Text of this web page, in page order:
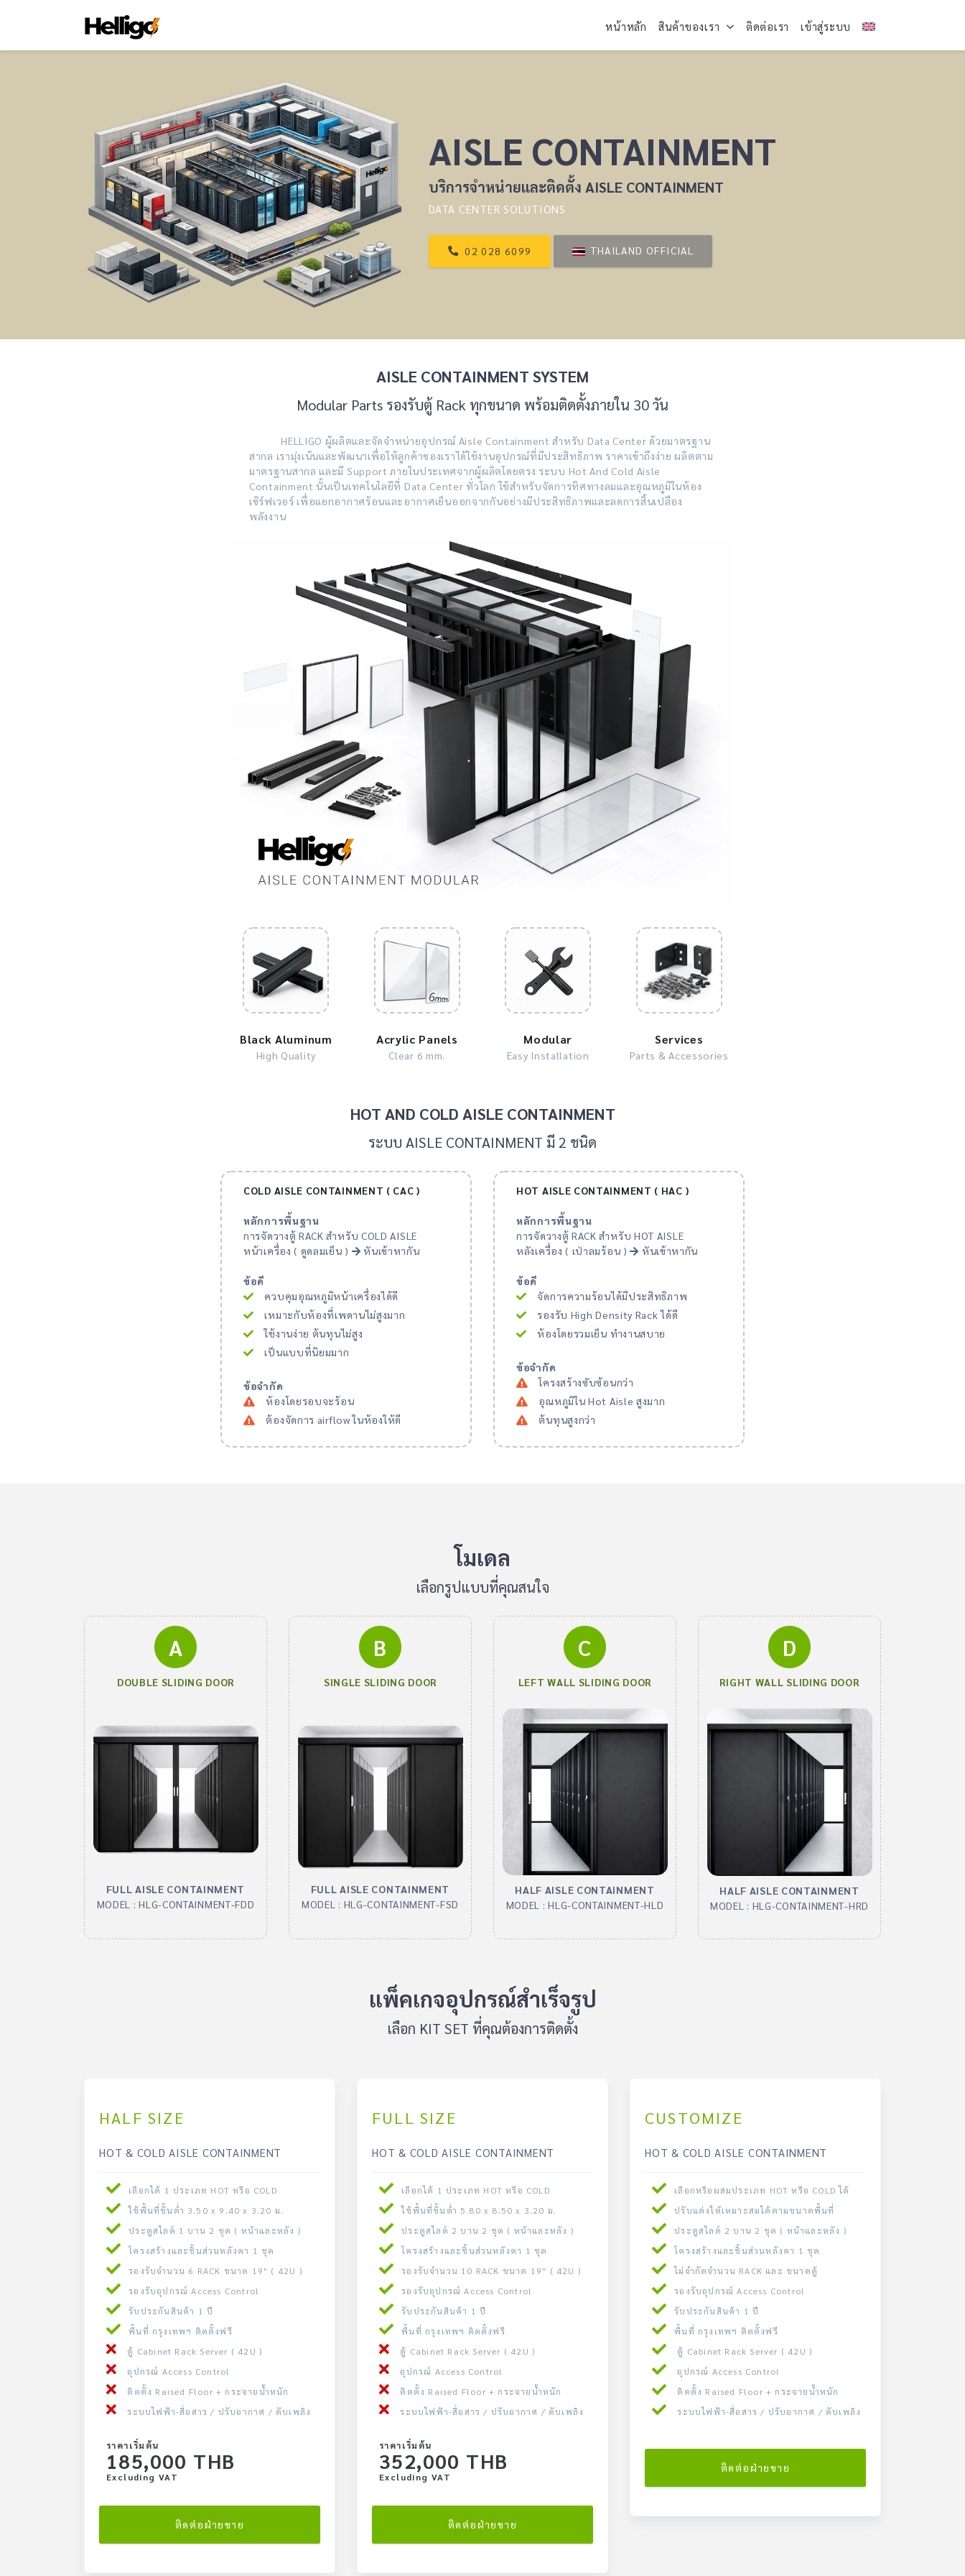
หน้าหลัก สินค้าของเรา ติดต่อเรา เข้าสู่ระบบ
AISLE CONTAINMENT
บริการจำหน่ายและติดตั้ง AISLE CONTAINMENT
DATA CENTER SOLUTIONS
02 028 6099 THAILAND OFFICIAL
AISLE CONTAINMENT SYSTEM
Modular Parts รองรับตู้ Rack ทุกขนาด พร้อมติดตั้งภายใน 30 วัน
HELLIGO ผู้ผลิตและจัดจำหน่ายอุปกรณ์ Aisle Containment สำหรับ Data Center ด้วยมาตรฐาน
สากล เรามุ่งเน้นและพัฒนาเพื่อให้ลูกค้าของเราได้ใช้งานอุปกรณ์ที่มีประสิทธิภาพ ราคาเข้าถึงง่าย ผลิตตาม
มาตรฐานสากล และมี Support ภายในประเทศจากผู้ผลิตโดยตรง ระบบ Hot And Cold Aisle
Containment นั้นเป็นเทคโนโลยีที่ Data Center ทั่วโลก ใช้สำหรับจัดการทิศทางลมและอุณหภูมิในห้อง
เซิร์ฟเวอร์ เพื่อแยกอากาศร้อนและอากาศเย็นออกจากกันอย่างมีประสิทธิภาพและลดการสิ้นเปลือง
พลังงาน
Black Aluminum
High Quality
Acrylic Panels
Clear 6 mm.
Modular
Easy Installation
Services
Parts & Accessories
HOT AND COLD AISLE CONTAINMENT
ระบบ AISLE CONTAINMENT มี 2 ชนิด
COLD AISLE CONTAINMENT ( CAC )
หลักการพื้นฐาน
การจัดวางตู้ RACK สำหรับ COLD AISLE
หน้าเครื่อง ( ดูดลมเย็น )
หันเข้าหากัน
ข้อดี
ควบคุมอุณหภูมิหน้าเครื่องได้ดี
เหมาะกับห้องที่เพดานไม่สูงมาก
ใช้งานง่าย ต้นทุนไม่สูง
เป็นแบบที่นิยมมาก
ข้อจำกัด
ห้องโดยรอบจะร้อน
ต้องจัดการ airflow ในห้องให้ดี
HOT AISLE CONTAINMENT ( HAC )
หลักการพื้นฐาน
การจัดวางตู้ RACK สำหรับ HOT AISLE
หลังเครื่อง ( เป่าลมร้อน )
หันเข้าหากัน
ข้อดี
จัดการความร้อนได้มีประสิทธิภาพ
รองรับ High Density Rack ได้ดี
ห้องโดยรวมเย็น ทำงานสบาย
ข้อจำกัด
โครงสร้างซับซ้อนกว่า
อุณหภูมิใน Hot Aisle สูงมาก
ต้นทุนสูงกว่า
โมเดล
เลือกรูปแบบที่คุณสนใจ
A
DOUBLE SLIDING DOOR
FULL AISLE CONTAINMENT
MODEL : HLG-CONTAINMENT-FDD
B
SINGLE SLIDING DOOR
FULL AISLE CONTAINMENT
MODEL : HLG-CONTAINMENT-FSD
C
LEFT WALL SLIDING DOOR
HALF AISLE CONTAINMENT
MODEL : HLG-CONTAINMENT-HLD
D
RIGHT WALL SLIDING DOOR
HALF AISLE CONTAINMENT
MODEL : HLG-CONTAINMENT-HRD
แพ็คเกจอุปกรณ์สำเร็จรูป
เลือก KIT SET ที่คุณต้องการติดตั้ง
HALF SIZE
HOT & COLD AISLE CONTAINMENT
เลือกได้ 1 ประเภท HOT หรือ COLD
ใช้พื้นที่ขั้นต่ำ 3.50 x 9.40 x 3.20 ม.
ประตูสไลด์ 1 บาน 2 ชุด ( หน้าและหลัง )
โครงสร้างและชิ้นส่วนหลังคา 1 ชุด
รองรับจำนวน 6 RACK ขนาด 19" ( 42U )
รองรับอุปกรณ์ Access Control
รับประกันสินค้า 1 ปี
พื้นที่ กรุงเทพฯ ติดตั้งฟรี
ตู้ Cabinet Rack Server ( 42U )
อุปกรณ์ Access Control
ติดตั้ง Raised Floor + กระจายน้ำหนัก
ระบบไฟฟ้า-สื่อสาร / ปรับอากาศ / ดับเพลิง
ราคาเริ่มต้น
185,000 THB
Excluding VAT
ติดต่อฝ่ายขาย
FULL SIZE
HOT & COLD AISLE CONTAINMENT
เลือกได้ 1 ประเภท HOT หรือ COLD
ใช้พื้นที่ขั้นต่ำ 5.80 x 8.50 x 3.20 ม.
ประตูสไลด์ 2 บาน 2 ชุด ( หน้าและหลัง )
โครงสร้างและชิ้นส่วนหลังคา 1 ชุด
รองรับจำนวน 10 RACK ขนาด 19" ( 42U )
รองรับอุปกรณ์ Access Control
รับประกันสินค้า 1 ปี
พื้นที่ กรุงเทพฯ ติดตั้งฟรี
ตู้ Cabinet Rack Server ( 42U )
อุปกรณ์ Access Control
ติดตั้ง Raised Floor + กระจายน้ำหนัก
ระบบไฟฟ้า-สื่อสาร / ปรับอากาศ / ดับเพลิง
ราคาเริ่มต้น
352,000 THB
Excluding VAT
ติดต่อฝ่ายขาย
CUSTOMIZE
HOT & COLD AISLE CONTAINMENT
เลือกหรือผสมประเภท HOT หรือ COLD ได้
ปรับแต่งให้เหมาะสมได้ตามขนาดพื้นที่
ประตูสไลด์ 2 บาน 2 ชุด ( หน้าและหลัง )
โครงสร้างและชิ้นส่วนหลังคา 1 ชุด
ไม่จำกัดจำนวน RACK และ ขนาดตู้
รองรับอุปกรณ์ Access Control
รับประกันสินค้า 1 ปี
พื้นที่ กรุงเทพฯ ติดตั้งฟรี
ตู้ Cabinet Rack Server ( 42U )
อุปกรณ์ Access Control
ติดตั้ง Raised Floor + กระจายน้ำหนัก
ระบบไฟฟ้า-สื่อสาร / ปรับอากาศ / ดับเพลิง
ติดต่อฝ่ายขาย